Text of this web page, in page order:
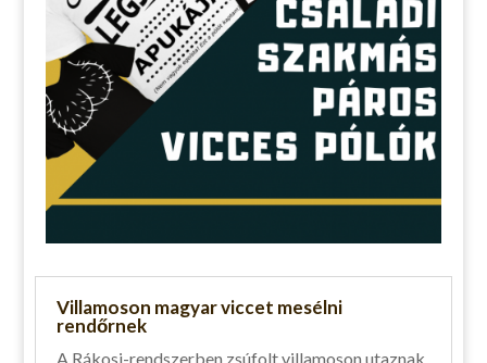
Villamoson magyar viccet mesélni
rendőrnek
A Rákosi-rendszerben zsúfolt villamoson utaznak